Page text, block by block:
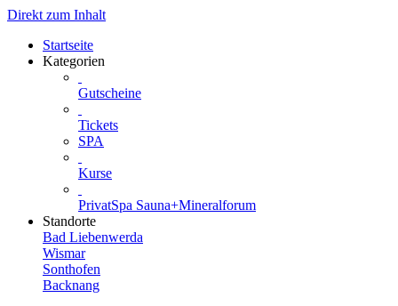
Direkt zum Inhalt
Startseite
Kategorien
Gutscheine
Tickets
SPA
Kurse
PrivatSpa Sauna+Mineralforum
Standorte
Bad Liebenwerda
Wismar
Sonthofen
Backnang